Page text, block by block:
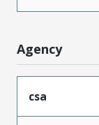
Agency
csa